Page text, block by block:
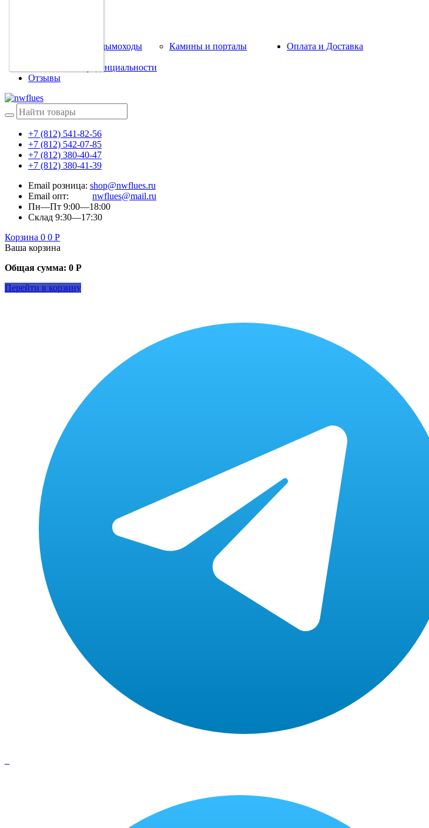
Модульные дымоходы
Камины и порталы
Оплата и Доставка
Политика конфиденциальности
Отзывы
+7 (812) 541-82-56
+7 (812) 542-07-85
+7 (812) 380-40-47
+7 (812) 380-41-39
Email розница: shop@nwflues.ru
Email опт: nwflues@mail.ru
Пн—Пт 9:00—18:00
Склад 9:30—17:30
Корзина 0 0 Р
Ваша корзина
Общая сумма: 0 Р
Перейти в корзину